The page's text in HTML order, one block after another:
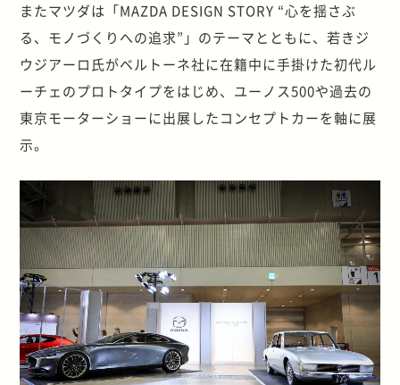
またマツダは「MAZDA DESIGN STORY “心を揺さぶ
る、モノづくりへの追求”」のテーマとともに、若きジ
ウジアーロ氏がベルトーネ社に在籍中に手掛けた初代ル
ーチェのプロトタイプをはじめ、ユーノス500や過去の
東京モーターショーに出展したコンセプトカーを軸に展
示。